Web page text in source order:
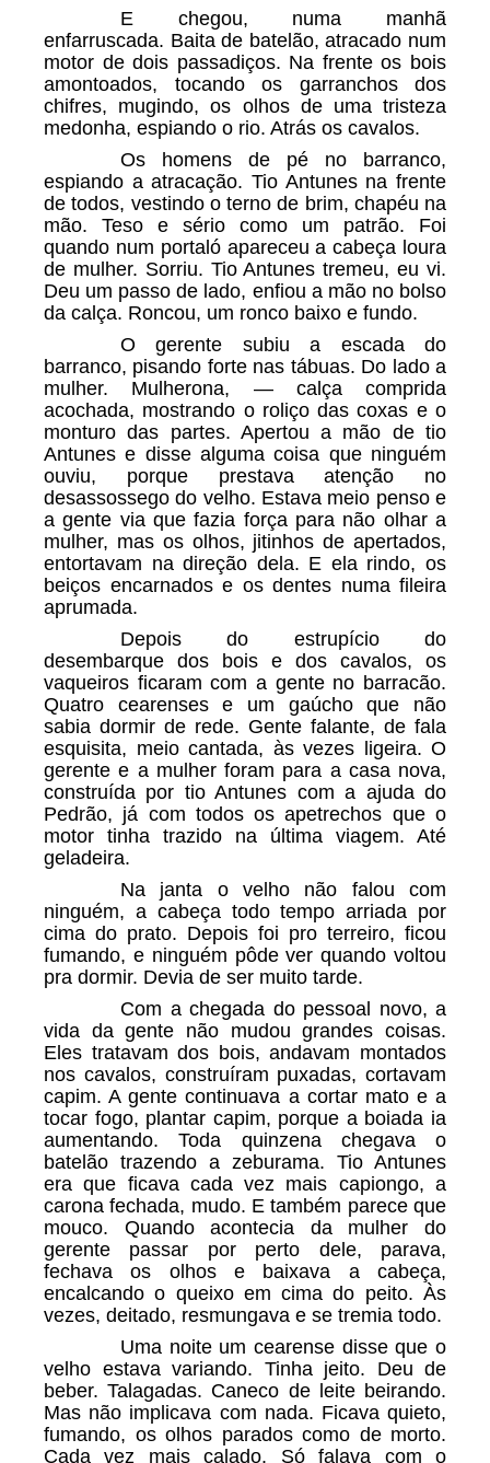
E chegou, numa manhã
enfarruscada. Baita de batelão, atracado num
motor de dois passadiços. Na frente os bois
amontoados, tocando os garranchos dos
chifres, mugindo, os olhos de uma tristeza
medonha, espiando o rio. Atrás os cavalos.
Os homens de pé no barranco,
espiando a atracação. Tio Antunes na frente
de todos, vestindo o terno de brim, chapéu na
mão. Teso e sério como um patrão. Foi
quando num portaló apareceu a cabeça loura
de mulher. Sorriu. Tio Antunes tremeu, eu vi.
Deu um passo de lado, enfiou a mão no bolso
da calça. Roncou, um ronco baixo e fundo.
O gerente subiu a escada do
barranco, pisando forte nas tábuas. Do lado a
mulher. Mulherona, — calça comprida
acochada, mostrando o roliço das coxas e o
monturo das partes. Apertou a mão de tio
Antunes e disse alguma coisa que ninguém
ouviu, porque prestava atenção no
desassossego do velho. Estava meio penso e
a gente via que fazia força para não olhar a
mulher, mas os olhos, jitinhos de apertados,
entortavam na direção dela. E ela rindo, os
beiços encarnados e os dentes numa fileira
aprumada.
Depois do estrupício do
desembarque dos bois e dos cavalos, os
vaqueiros ficaram com a gente no barracão.
Quatro cearenses e um gaúcho que não
sabia dormir de rede. Gente falante, de fala
esquisita, meio cantada, às vezes ligeira. O
gerente e a mulher foram para a casa nova,
construída por tio Antunes com a ajuda do
Pedrão, já com todos os apetrechos que o
motor tinha trazido na última viagem. Até
geladeira.
Na janta o velho não falou com
ninguém, a cabeça todo tempo arriada por
cima do prato. Depois foi pro terreiro, ficou
fumando, e ninguém pôde ver quando voltou
pra dormir. Devia de ser muito tarde.
Com a chegada do pessoal novo, a
vida da gente não mudou grandes coisas.
Eles tratavam dos bois, andavam montados
nos cavalos, construíram puxadas, cortavam
capim. A gente continuava a cortar mato e a
tocar fogo, plantar capim, porque a boiada ia
aumentando. Toda quinzena chegava o
batelão trazendo a zeburama. Tio Antunes
era que ficava cada vez mais capiongo, a
carona fechada, mudo. E também parece que
mouco. Quando acontecia da mulher do
gerente passar por perto dele, parava,
fechava os olhos e baixava a cabeça,
encalcando o queixo em cima do peito. Às
vezes, deitado, resmungava e se tremia todo.
Uma noite um cearense disse que o
velho estava variando. Tinha jeito. Deu de
beber. Talagadas. Caneco de leite beirando.
Mas não implicava com nada. Ficava quieto,
fumando, os olhos parados como de morto.
Cada vez mais calado. Só falava com o